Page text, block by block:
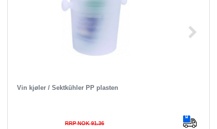
Vin kjøler / Sektkühler PP plasten
RRP NOK 91.36